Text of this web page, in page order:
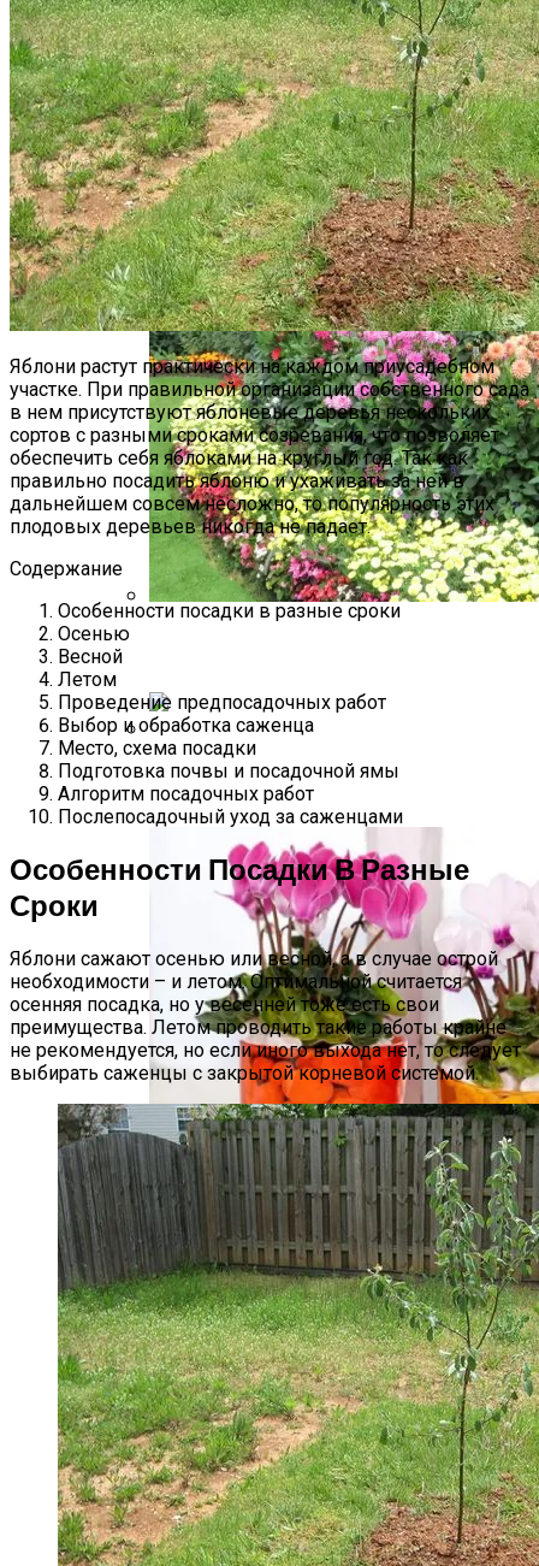
Комнатные Цветы, Которые Должны
Быть В Каждом Доме
Комнатная Пальма: Разновидности И
Правила Ухода
Цикламен: Уход В Домашних Условиях,
Пересадка И Размножение, Виды
Яблони растут практически на каждом приусадебном
участке. При правильной организации собственного сада
в нем присутствуют яблоневые деревья нескольких
сортов с разными сроками созревания, что позволяет
обеспечить себя яблоками на круглый год. Так как
правильно посадить яблоню и ухаживать за ней в
дальнейшем совсем несложно, то популярность этих
плодовых деревьев никогда не падает.
Содержание
Особенности посадки в разные сроки
Осенью
Весной
Летом
Проведение предпосадочных работ
Выбор и обработка саженца
Место, схема посадки
Подготовка почвы и посадочной ямы
Алгоритм посадочных работ
Послепосадочный уход за саженцами
Особенности Посадки В Разные
Сроки
Яблони сажают осенью или весной, а в случае острой
необходимости – и летом. Оптимальной считается
осенняя посадка, но у весенней тоже есть свои
преимущества. Летом проводить такие работы крайне
не рекомендуется, но если иного выхода нет, то следует
выбирать саженцы с закрытой корневой системой.